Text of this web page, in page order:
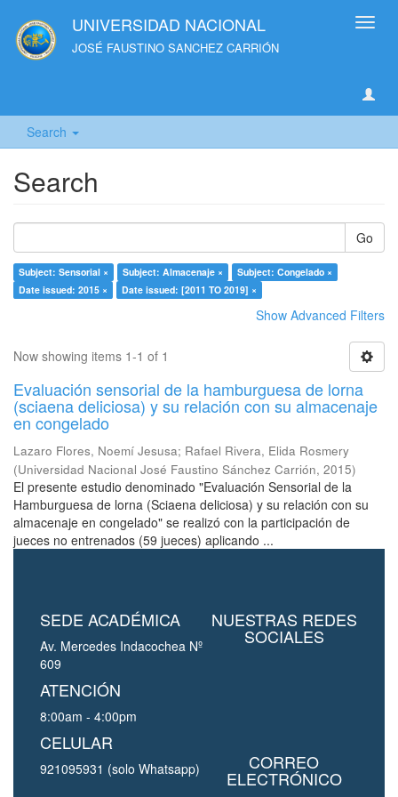
UNIVERSIDAD NACIONAL
JOSÉ FAUSTINO SANCHEZ CARRIÓN
Search
Search
Go
Subject: Sensorial × Subject: Almacenaje ×
Subject: Congelado ×
Date issued: 2015 ×
Date issued: [2011 TO 2019] ×
Show Advanced Filters
Now showing items 1-1 of 1
Evaluación sensorial de la hamburguesa de lorna
(sciaena deliciosa) y su relación con su almacenaje
en congelado
Lazaro Flores, Noemí Jesusa; Rafael Rivera, Elida Rosmery
(Universidad Nacional José Faustino Sánchez Carrión, 2015)
El presente estudio denominado "Evaluación Sensorial de la
Hamburguesa de lorna (Sciaena deliciosa) y su relación con su
almacenaje en congelado" se realizó con la participación de
jueces no entrenados (59 jueces) aplicando ...
SEDE ACADÉMICA
Av. Mercedes Indacochea Nº
609
ATENCIÓN
8:00am - 4:00pm
CELULAR
921095931 (solo Whatsapp)
NUESTRAS REDES
SOCIALES
CORREO
ELECTRÓNICO